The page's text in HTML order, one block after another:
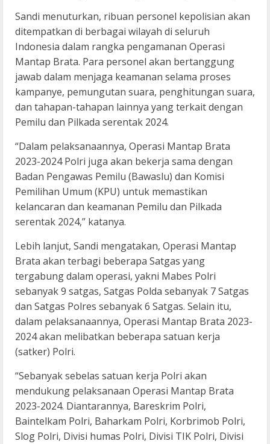
Sandi menuturkan, ribuan personel kepolisian akan
ditempatkan di berbagai wilayah di seluruh
Indonesia dalam rangka pengamanan Operasi
Mantap Brata. Para personel akan bertanggung
jawab dalam menjaga keamanan selama proses
kampanye, pemungutan suara, penghitungan suara,
dan tahapan-tahapan lainnya yang terkait dengan
Pemilu dan Pilkada serentak 2024.
“Dalam pelaksanaannya, Operasi Mantap Brata
2023-2024 Polri juga akan bekerja sama dengan
Badan Pengawas Pemilu (Bawaslu) dan Komisi
Pemilihan Umum (KPU) untuk memastikan
kelancaran dan keamanan Pemilu dan Pilkada
serentak 2024,” katanya.
Lebih lanjut, Sandi mengatakan, Operasi Mantap
Brata akan terbagi beberapa Satgas yang
tergabung dalam operasi, yakni Mabes Polri
sebanyak 9 satgas, Satgas Polda sebanyak 7 Satgas
dan Satgas Polres sebanyak 6 Satgas. Selain itu,
dalam pelaksanaannya, Operasi Mantap Brata 2023-
2024 akan melibatkan beberapa satuan kerja
(satker) Polri.
“Sebanyak sebelas satuan kerja Polri akan
mendukung pelaksanaan Operasi Mantap Brata
2023-2024. Diantarannya, Bareskrim Polri,
Baintelkam Polri, Baharkam Polri, Korbrimob Polri,
Slog Polri, Divisi humas Polri, Divisi TIK Polri, Divisi